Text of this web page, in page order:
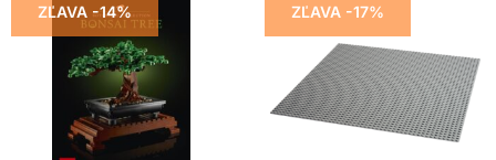
ZĽAVA -14% ZĽAVA -17%